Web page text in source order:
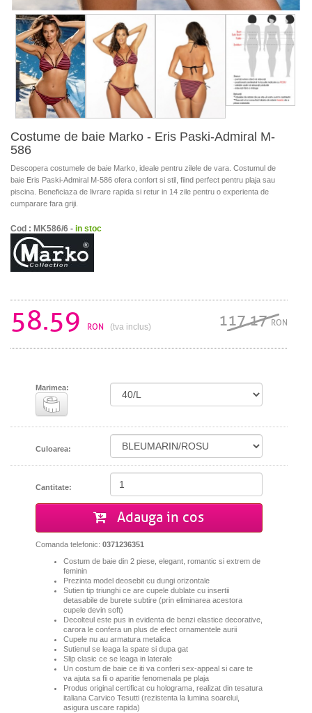
Costume de baie Marko - Eris Paski-Admiral M-
586
Descopera costumele de baie Marko, ideale pentru zilele de vara. Costumul de
baie Eris Paski-Admiral M-586 ofera confort si stil, fiind perfect pentru plaja sau
piscina. Beneficiaza de livrare rapida si retur in 14 zile pentru o experienta de
cumparare fara griji.
Cod : MK586/6 - in stoc
58.59 RON (tva inclus) 117.17RON
Marimea:
Culoarea:
Cantitate:
Adauga in cos
Comanda telefonic: 0371236351
Costum de baie din 2 piese, elegant, romantic si extrem de
feminin
Prezinta model deosebit cu dungi orizontale
Sutien tip triunghi ce are cupele dublate cu insertii
detasabile de burete subtire (prin eliminarea acestora
cupele devin soft)
Decolteul este pus in evidenta de benzi elastice decorative,
carora le confera un plus de efect ornamentele aurii
Cupele nu au armatura metalica
Sutienul se leaga la spate si dupa gat
Slip clasic ce se leaga in laterale
Un costum de baie ce iti va conferi sex-appeal si care te
va ajuta sa fii o aparitie fenomenala pe plaja
Produs original certificat cu holograma, realizat din tesatura
italiana Carvico Tesutti (rezistenta la lumina soarelui,
asigura uscare rapida)